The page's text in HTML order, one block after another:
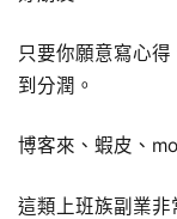
只要你願意寫心
到分潤。
博客來、蝦皮、
這類上班族副業